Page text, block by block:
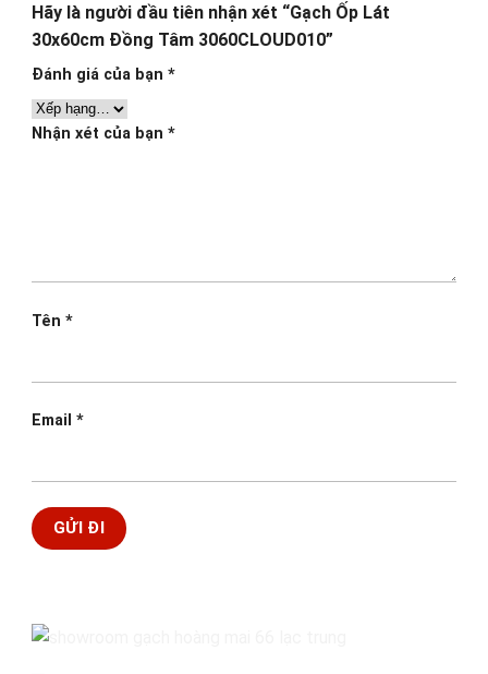
Hãy là người đầu tiên nhận xét “Gạch Ốp Lát
30x60cm Đồng Tâm 3060CLOUD010”
Đánh giá của bạn *
Nhận xét của bạn *
Tên *
Email *